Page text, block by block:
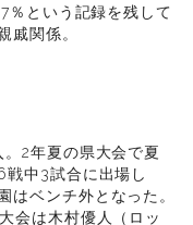
％という記録を残して
戚関係。
2年夏の県大会で夏
中3試合に出場し
はベンチ外となった。
会は木村優人（ロッ